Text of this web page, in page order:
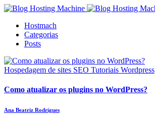
Hostmach
Categorias
Posts
Hospedagem de sites SEO Tutoriais Wordpress
Como atualizar os plugins no WordPress?
Ana Beatriz Rodrigues